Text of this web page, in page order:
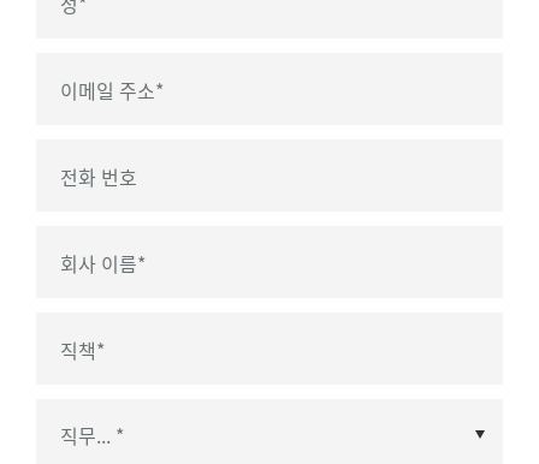
이메일 주소*
전화 번호
회사 이름*
직책*